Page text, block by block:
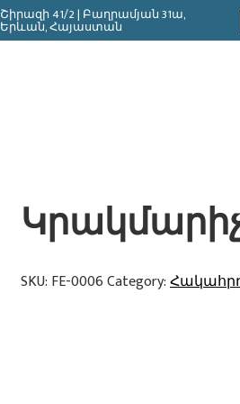
Շիրազի 41/2 | Բաղրամյան 31ա,
Երևան, Հայաստան
SKU: FE-0006Category: